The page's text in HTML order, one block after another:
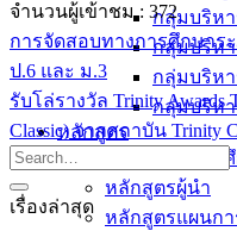
กลุ่มบริห
กลุ่มบริห
กลุ่มบริห
กลุ่มบริห
หลักสูตร
หลักสูตรสถาน
หลักสูตรผู้นำ
หลักสูตรแผนกา
จำนวนผู้เข้าชม : 372
การจัดสอบทางการศึกษาร
ป.6 และ ม.3
รับโล่รางวัล Trinity Awards
Classic) จากสถาบัน Trinity
เรื่องล่าสุด